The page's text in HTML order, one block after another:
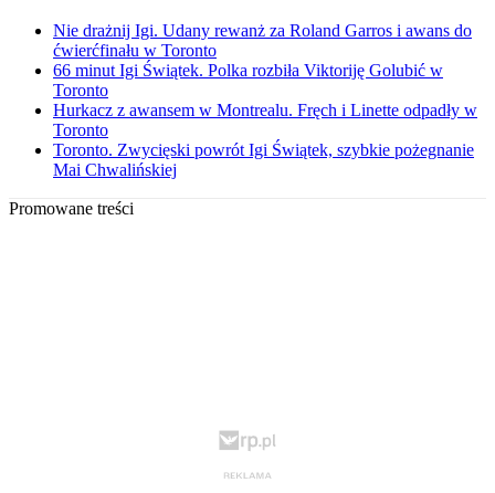
Nie drażnij Igi. Udany rewanż za Roland Garros i awans do
ćwierćfinału w Toronto
66 minut Igi Świątek. Polka rozbiła Viktoriję Golubić w
Toronto
Hurkacz z awansem w Montrealu. Fręch i Linette odpadły w
Toronto
Toronto. Zwycięski powrót Igi Świątek, szybkie pożegnanie
Mai Chwalińskiej
Promowane treści